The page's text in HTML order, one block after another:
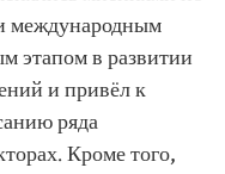
международным
этапом в развитии
и привёл к
ряда
Кроме того,